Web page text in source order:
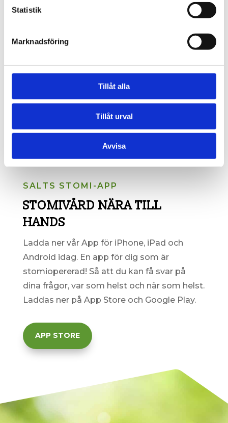
Statistik
Marknadsföring
Tillåt alla
Tillåt urval
Avvisa
SALTS STOMI-APP
STOMIVÅRD NÄRA TILL
HANDS
Ladda ner vår App för iPhone, iPad och
Android idag. En app för dig som är
stomiopererad! Så att du kan få svar på
dina frågor, var som helst och när som helst.
Laddas ner på App Store och Google Play.
APP STORE